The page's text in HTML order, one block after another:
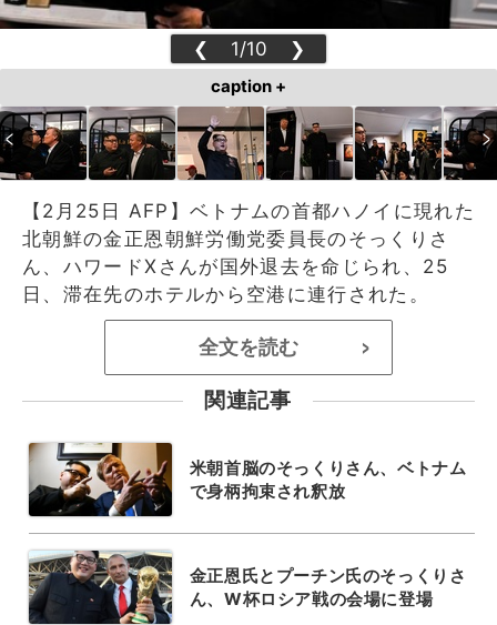
❮ 1/10 ❯
caption +
【2月25日 AFP】ベトナムの首都ハノイに現れた
北朝鮮の金正恩朝鮮労働党委員長のそっくりさ
ん、ハワードXさんが国外退去を命じられ、25
日、滞在先のホテルから空港に連行された。
全文を読む >
関連記事
米朝首脳のそっくりさん、ベトナム
で身柄拘束され釈放
金正恩氏とプーチン氏のそっくりさ
ん、W杯ロシア戦の会場に登場